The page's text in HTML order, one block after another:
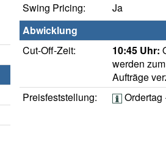
Swing Pricing:
Ja
Abwicklung
Cut-Off-Zeit:
10:45 Uhr:
werden
Aufträge
Preisfeststellung:
Ordertag